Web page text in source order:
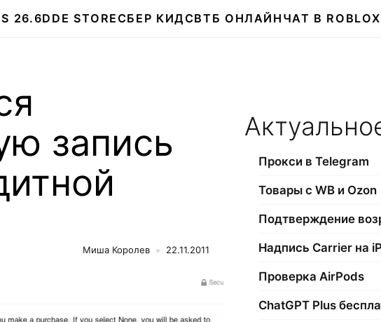
26.6DDE STORE СБЕР КИДСВТБ ОНЛАЙН ЧАТ В ROBLOX
запись
Миша Королев 22.11.2011
Прокси в Telegram
Товары с WB и Ozon
Надпись Carrier на
Проверка AirPods
ChatGPT Plus